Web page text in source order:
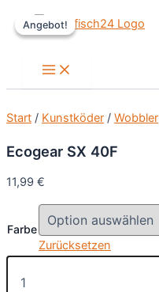
Inhalt
Main
Menu
Start / Kunstköder / Wobbler
Ecogear SX 40F
11,99 €
Farbe
Zurücksetzen
Ecogear
Angebot!
Angebot!